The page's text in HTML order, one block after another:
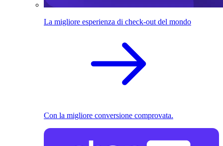
La migliore esperienza di check-out del mondo
Con la migliore conversione comprovata.